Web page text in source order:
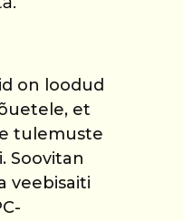
on loodud
et
tulemuste
Soovitan
veebisaiti